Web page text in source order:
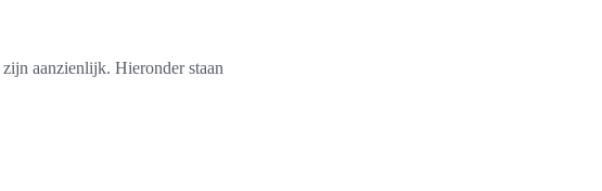
zijn aanzienlijk. Hieronder staan